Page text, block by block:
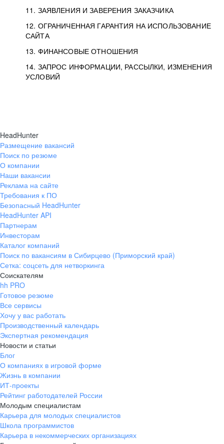
11. ЗАЯВЛЕНИЯ И ЗАВЕРЕНИЯ ЗАКАЗЧИКА
12. ОГРАНИЧЕННАЯ ГАРАНТИЯ НА ИСПОЛЬЗОВАНИЕ
САЙТА
13. ФИНАНСОВЫЕ ОТНОШЕНИЯ
14. ЗАПРОС ИНФОРМАЦИИ, РАССЫЛКИ, ИЗМЕНЕНИЯ
УСЛОВИЙ
HeadHunter
Размещение вакансий
Поиск по резюме
О компании
Наши вакансии
Реклама на сайте
Требования к ПО
Безопасный HeadHunter
HeadHunter API
Партнерам
Инвесторам
Каталог компаний
Поиск по вакансиям в Сибирцево (Приморский край)
Сетка: соцсеть для нетворкинга
Соискателям
hh PRO
Готовое резюме
Все сервисы
Хочу у вас работать
Производственный календарь
Экспертная рекомендация
Новости и статьи
Блог
О компаниях в игровой форме
Жизнь в компании
ИТ-проекты
Рейтинг работодателей России
Молодым специалистам
Карьера для молодых специалистов
Школа программистов
Карьера в некоммерческих организациях